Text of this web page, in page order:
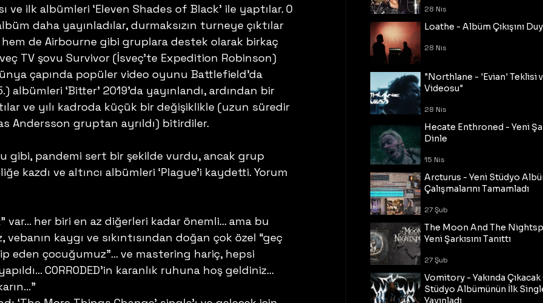
ve ilk albümleri ‘Eleven Shades of Black’ ile yaptılar. O
daha yayınladılar, durmaksızın turneye çıktılar
hem de Airbourne gibi gruplara destek olarak birkaç
TV şovu Survivor (İsveç’te Expedition Robinson)
çapında popüler video oyunu Battlefield’da
albümleri ‘Bitter’ 2019’da yayınlandı, ardından bir
ve yılı kadroda küçük bir değişiklikle (uzun süredir
Andersson gruptan ayrıldı) bitirdiler.
gibi, pandemi sert bir şekilde vurdu, ancak grup
kazdı ve altıncı albümleri ‘Plague’i kaydetti. Yorum
var… her biri en az diğerleri kadar önemli… ama bu
kaygı ve sıkıntısından doğan çok özel “geç
eden çocuğumuz”… ve mastering hariç, hepsi
CORRODED’in karanlık ruhuna hoş geldiniz…
28 Nis
Loathe - Albüm Çıkışını
28 Nis
"Northlane - 'Evian' Teklisi
Videosu"
28 Nis
Hecate Enthroned - Yeni
Dinle
15 Nis
Arcturus - Yeni Stüdyo
Çalışmalarını Tamamladı
27 Şub
The Moon And The
Yeni Şarkısını Tanıttı
27 Şub
Vomitory - Yakında
Stüdyo Albümünün İlk
Yayınladı